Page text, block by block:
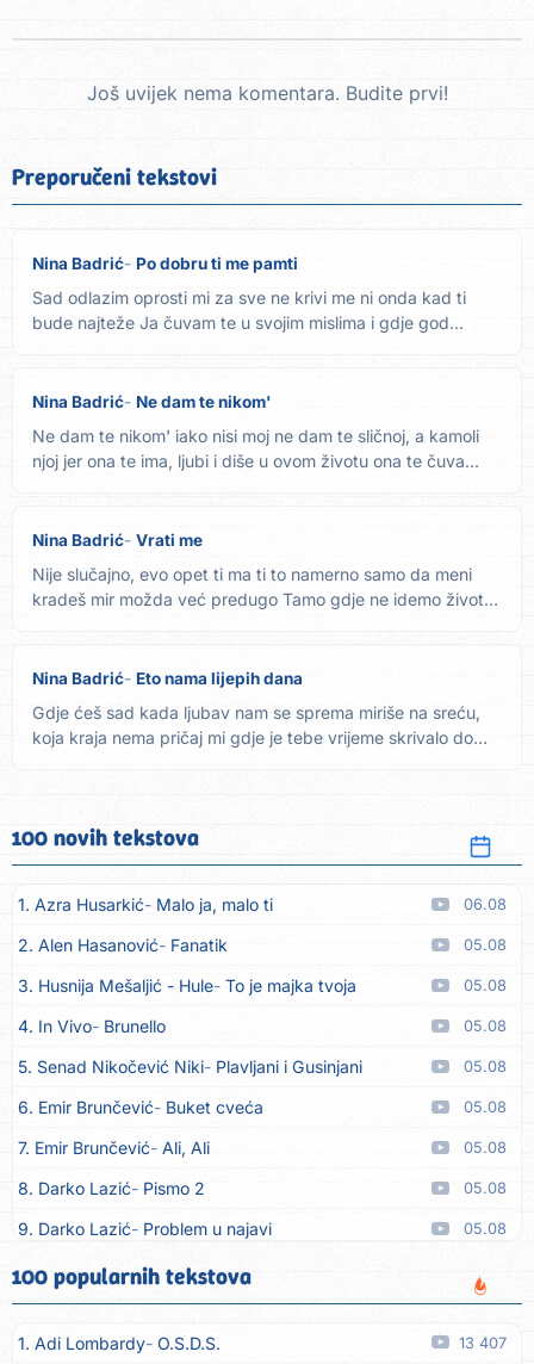
Još uvijek nema komentara. Budite prvi!
Preporučeni tekstovi
Nina Badrić Po dobru ti me pamti
Sad odlazim oprosti mi za sve ne krivi me ni onda kad ti
bude najteže Ja čuvam te u svojim mislima i gdje god
Nina Badrić Ne dam te nikom'
Ne dam te nikom' iako nisi moj ne dam te sličnoj, a kamoli
njoj jer ona te ima, ljubi i diše u ovom životu ona te čuva...
Nina Badrić Vrati me
Nije slučajno, evo opet ti ma ti to namerno samo da meni
kradeš mir možda već predugo Tamo gdje ne idemo život
Nina Badrić Eto nama lijepih dana
Gdje ćeš sad kada ljubav nam se sprema miriše na sreću,
koja kraja nema pričaj mi gdje je tebe vrijeme skrivalo do
100 novih tekstova
1. Azra Husarkić Malo ja, malo ti 06.08
2. Alen Hasanović Fanatik 05.08
3. Husnija Mešaljić - Hule To je majka tvoja 05.08
4. In Vivo Brunello 05.08
5. Senad Nikočević Niki Plavljani i Gusinjani 05.08
6. Emir Brunčević Buket cveća 05.08
7. Emir Brunčević Ali, Ali 05.08
8. Darko Lazić Pismo 2 05.08
9. Darko Lazić Problem u najavi 05.08
10. Aleksandra Đuranović Kao zver
11. Meliha Imširović Čujem mili 05.08
12. Tereza Kesovija Prvi cvijet 05.08
100 popularnih tekstova
1. Adi Lombardy O.S.D.S. 13 407